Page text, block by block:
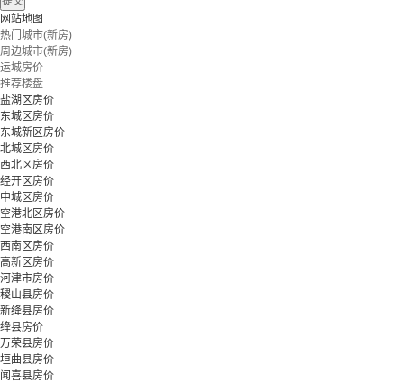
网站地图
热门城市(新房)
周边城市(新房)
运城房价
推荐楼盘
盐湖区房价
东城区房价
东城新区房价
北城区房价
西北区房价
经开区房价
中城区房价
空港北区房价
空港南区房价
西南区房价
高新区房价
河津市房价
稷山县房价
新绛县房价
绛县房价
万荣县房价
垣曲县房价
闻喜县房价